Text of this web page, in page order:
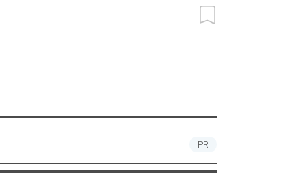
PR